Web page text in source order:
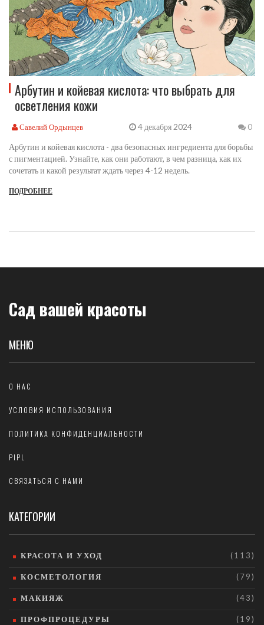
Арбутин и койевая кислота: что выбрать для
осветления кожи
Савелий Ордынцев 4 декабря 2024 0
Арбутин и койевая кислота - два безопасных ингредиента для борьбы
с пигментацией. Узнайте, как они работают, в чем разница, как их
сочетать и какой результат ждать через 4-12 недель.
ПОДРОБНЕЕ
Сад вашей красоты
МЕНЮ
О НАС
УСЛОВИЯ ИСПОЛЬЗОВАНИЯ
ПОЛИТИКА КОНФИДЕНЦИАЛЬНОСТИ
PIPL
СВЯЗАТЬСЯ С НАМИ
КАТЕГОРИИ
КРАСОТА И УХОД (113)
КОСМЕТОЛОГИЯ (79)
МАКИЯЖ (43)
ПРОФПРОЦЕДУРЫ (19)